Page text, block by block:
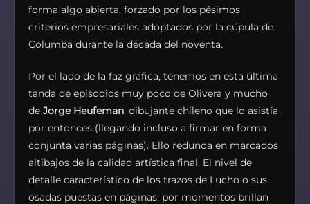
forma algo abierta, forzado por los pésimos
criterios empresariales adoptados por la cúpula de
Columba durante la década del noventa.
Por el lado de la faz gráfica, tenemos en esta última
tanda de episodios muy poco de Olivera y mucho
de Jorge Heufeman, dibujante chileno que lo asistía
por entonces (llegando incluso a firmar en forma
conjunta varias páginas). Ello redunda en marcados
altibajos de la calidad artística final. El nivel de
detalle característico de los trazos de Lucho o sus
osadas puestas en páginas, por momentos brillan